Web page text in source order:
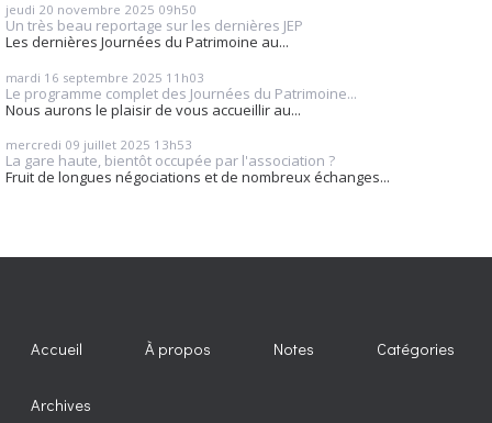
jeudi 20 novembre 2025 09h50
Un très beau reportage sur les dernières JEP
Les dernières Journées du Patrimoine au...
mardi 16 septembre 2025 11h03
Le programme complet des Journées du Patrimoine...
Nous aurons le plaisir de vous accueillir au...
mercredi 09 juillet 2025 13h53
La gare haute, bientôt occupée par l'association ?
Fruit de longues négociations et de nombreux échanges...
Accueil À propos Notes Catégories
Archives